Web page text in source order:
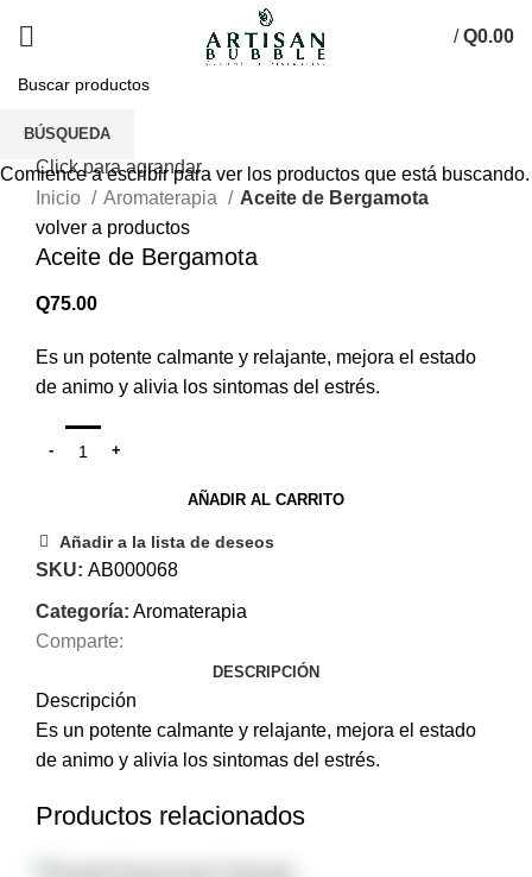
/ Q0.00
Click para agrandar
Inicio
Aromaterapia
Aceite de Bergamota
volver a productos
Aceite de Bergamota
Q75.00
Es un potente calmante y relajante, mejora el estado
de animo y alivia los sintomas del estrés.
AÑADIR AL CARRITO
Añadir a la lista de deseos
SKU: AB000068
Categoría: Aromaterapia
Comparte:
DESCRIPCIÓN
Descripción
Es un potente calmante y relajante, mejora el estado
de animo y alivia los sintomas del estrés.
Productos relacionados
BÚSQUEDA
Comience a escribir para ver los productos que está buscando.